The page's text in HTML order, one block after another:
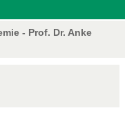
- Prof. Dr. Anke